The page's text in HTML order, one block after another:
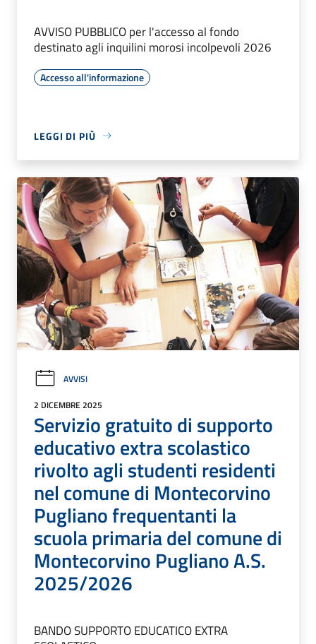
AVVISO PUBBLICO per l'accesso al fondo
destinato agli inquilini morosi incolpevoli 2026
Accesso all'informazione
LEGGI DI PIÙ
AVVISI
2 DICEMBRE 2025
Servizio gratuito di supporto
educativo extra scolastico
rivolto agli studenti residenti
nel comune di Montecorvino
Pugliano frequentanti la
scuola primaria del comune di
Montecorvino Pugliano A.S.
2025/2026
BANDO SUPPORTO EDUCATICO EXTRA